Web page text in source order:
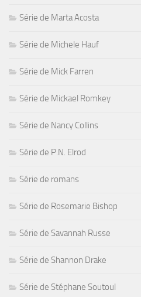
Série de Marta Acosta
Série de Michele Hauf
Série de Mick Farren
Série de Mickael Romkey
Série de Nancy Collins
Série de P.N. Elrod
Série de romans
Série de Rosemarie Bishop
Série de Savannah Russe
Série de Shannon Drake
Série de Stéphane Soutoul